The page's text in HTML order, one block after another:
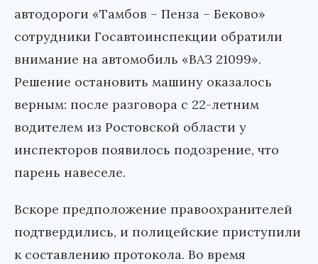
автодороги «Тамбов – Пенза – Беково»
сотрудники Госавтоинспекции обратили
внимание на автомобиль «ВАЗ 21099».
Решение остановить машину оказалось
верным: после разговора с 22-летним
водителем из Ростовской области у
инспекторов появилось подозрение, что
парень навеселе.
Вскоре предположение правоохранителей
подтвердились, и полицейские приступили
к составлению протокола. Во время